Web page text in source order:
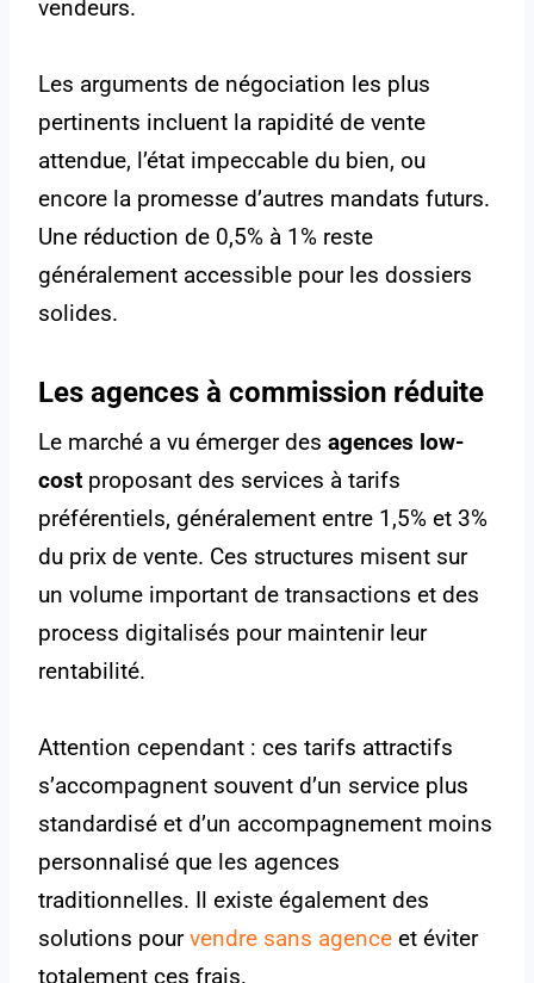
vendeurs.
Les arguments de négociation les plus
pertinents incluent la rapidité de vente
attendue, l’état impeccable du bien, ou
encore la promesse d’autres mandats futurs.
Une réduction de 0,5% à 1% reste
généralement accessible pour les dossiers
solides.
Les agences à commission réduite
Le marché a vu émerger des agences low-
cost proposant des services à tarifs
préférentiels, généralement entre 1,5% et 3%
du prix de vente. Ces structures misent sur
un volume important de transactions et des
process digitalisés pour maintenir leur
rentabilité.
Attention cependant : ces tarifs attractifs
s’accompagnent souvent d’un service plus
standardisé et d’un accompagnement moins
personnalisé que les agences
traditionnelles. Il existe également des
solutions pourvendre sans agence et éviter
totalement ces frais.